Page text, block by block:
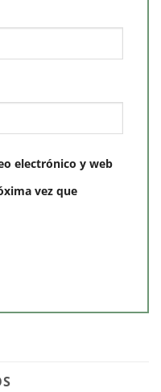
electrónico y web
vez que